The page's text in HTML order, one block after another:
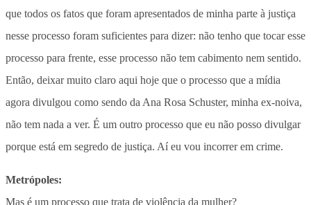
que todos os fatos que foram apresentados de minha parte à justiça
nesse processo foram suficientes para dizer: não tenho que tocar esse
processo para frente, esse processo não tem cabimento nem sentido.
Então, deixar muito claro aqui hoje que o processo que a mídia
agora divulgou como sendo da Ana Rosa Schuster, minha ex-noiva,
não tem nada a ver. É um outro processo que eu não posso divulgar
porque está em segredo de justiça. Aí eu vou incorrer em crime.
Metrópoles:
Mas é um processo que trata de violência da mulher?